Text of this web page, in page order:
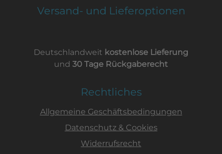
Versand- und Lieferoptionen
Deutschlandweit kostenlose Lieferung
und 30 Tage Rückgaberecht
Rechtliches
Allgemeine Geschäftsbedingungen
Datenschutz & Cookies
Widerrufsrecht